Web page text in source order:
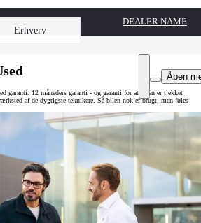
Erhverv
DEALER NAME
Åben
garanti. 12 måneders garanti - og garanti for at bilen er tjekket
af de dygtigste teknikere. Så bilen nok er brugt, men føles